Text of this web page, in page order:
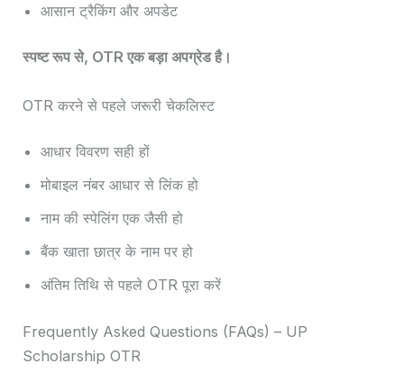
आसान ट्रैकिंग और अपडेट
स्पष्ट रूप से, OTR एक बड़ा अपग्रेड है।
OTR करने से पहले जरूरी चेकलिस्ट
आधार विवरण सही हों
मोबाइल नंबर आधार से लिंक हो
नाम की स्पेलिंग एक जैसी हो
बैंक खाता छात्र के नाम पर हो
अंतिम तिथि से पहले OTR पूरा करें
Frequently Asked Questions (FAQs) – UP
Scholarship OTR